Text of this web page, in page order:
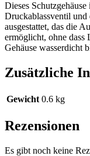
Dieses
Druckablassventil und
ausgestattet, das die
ermöglicht, ohne dass
Gehäuse wasserdicht
Zusätzliche
Gewicht 0.6 kg
Rezensionen
Es gibt noch keine